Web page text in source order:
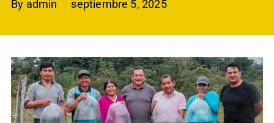
By admin septiembre 5, 2025